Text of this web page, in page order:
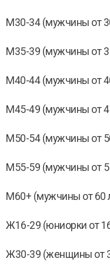
M30-34 (мужчины от
M35-39 (мужчины от
М40-44 (мужчины от
М45-49 (мужчины от
М50-54 (мужчины от
М55-59 (мужчины от
М60+ (мужчины от 60
Ж16-29 (юниорки от
Ж30-39 (женщины от